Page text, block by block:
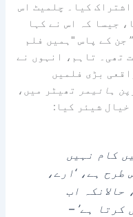
اشتراک کیا۔ چلمیٹ اس
جیسا کہ اس نے کہا
جن کے پاس "ہمیں فلم
تھی۔ تاہم، انہوں نے
بڑی فلمیں
ہائیمر
تھیٹر میں،
خیال شیئر کیا:
کام نہیں
ہے، ‘ارے،
حالانکہ اب
کرتا ہے’ –